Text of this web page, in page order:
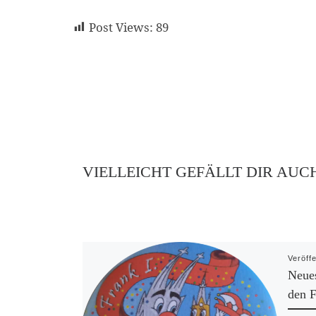
Post Views: 89
VIELLEICHT GEFÄLLT DIR
den